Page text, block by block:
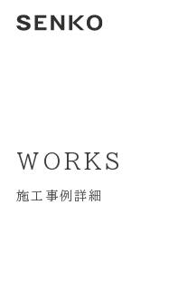
WORKS
施工事例詳細